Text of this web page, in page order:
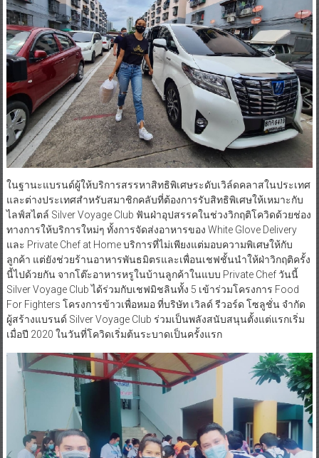
ในฐานะแบรนด์ผู้ให้บริการสรรหาสิทธิพิเศษระดับเวิล์ดคลาสในประเทศ
และต่างประเทศสำหรับสมาชิกคลับที่ต้องการรับสิทธิพิเศษให้เหมาะกับ
ไลฟ์สไตล์ Silver Voyage Club ฟันฝ่าอุปสรรคในช่วงวิกฤติโควิดด้วยช่อง
ทางการให้บริการใหม่ๆ ทั้งการจัดส่งอาหารของ White Glove Delivery
และ Private Chef at Home บริการที่ไม่เพียงแต่มอบความพิเศษให้กับ
ลูกค้า แต่ยังช่วยร้านอาหารพันธมิตรและเพื่อนเชฟชั้นนำให้ฝ่าวิกฤติครั้ง
นี้ไปด้วยกัน จากโต๊ะอาหารหรูในบ้านลูกค้าในแบบ Private Chef วันนี้
Silver Voyage Club ได้ร่วมกับเชฟมิชลินทั้ง 5 เข้าร่วมโครงการ Food
For Fighters โครงการข้าวเพื่อหมอ ที่บริษัท เวิลด์ รีวอร์ด โซลูชั่น จำกัด
ผู้สร้างแบรนด์ Silver Voyage Club ร่วมเป็นพลังสนับสนุนตั้งแต่แรกเริ่ม
เมื่อปี 2020 ในวันที่โควิดเริ่มต้นระบาดเป็นครั้งแรก